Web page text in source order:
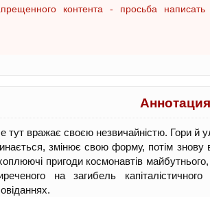
контента - просьба
Аннотация
вражає своєю незвичайністю. Гори й
змінює свою форму, потім
пригоди космонавтів
на загибель